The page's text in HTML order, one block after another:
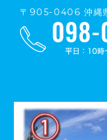
〒905-0406 沖縄